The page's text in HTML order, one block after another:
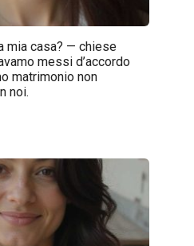
mia casa? — chiese
messi d’accordo
matrimonio non
noi.